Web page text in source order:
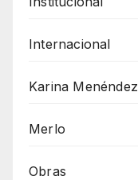
Internacional
Karina Menéndez
Merlo
Obras